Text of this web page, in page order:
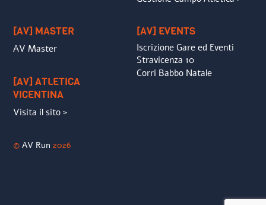
[AV] MASTER
AV Master
[AV] ATLETICA
VICENTINA
Visita il sito >
[AV] EVENTS
Iscrizione Gare ed Eventi
Stravicenza 10
Corri Babbo Natale
©AV Run 2026